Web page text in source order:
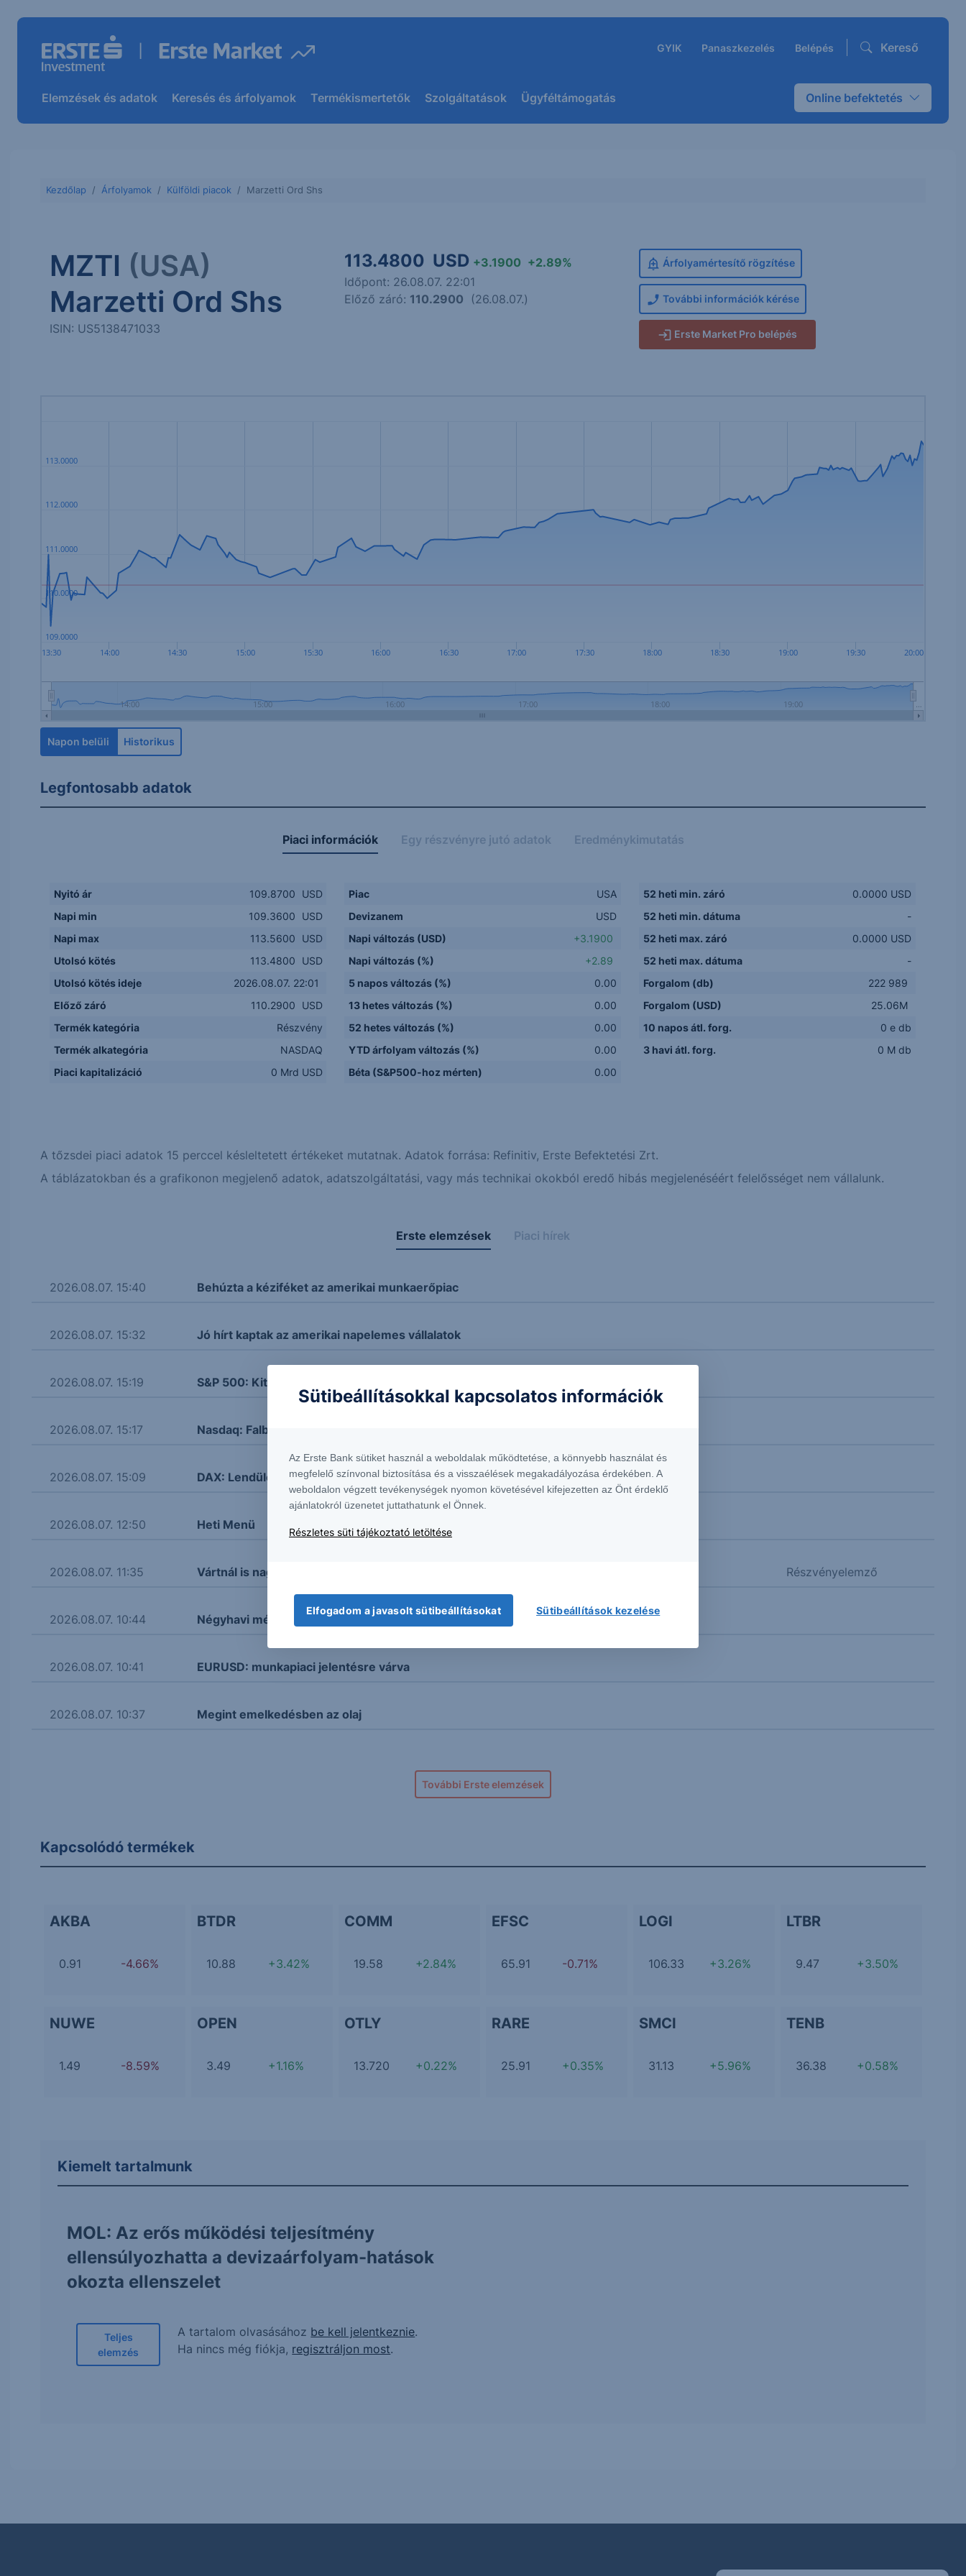
GYIK Panaszkezelés Belépés Kereső
Elemzések és adatok Keresés és árfolyamok Termékismertetők Szolgáltatások Ügyféltámogatás Online befektetés
Kezdőlap Árfolyamok Külföldi piacok Marzetti Ord Shs
MZTI (USA)
Marzetti Ord Shs
ISIN: US5138471033
113.4800 USD +3.1900 +2.89%
Időpont: 26.08.07. 22:01
Előző záró: 110.2900 (26.08.07.)
Árfolyamértesítő rögzítése
További információk kérése
Erste Market Pro belépés
13:30 14:00 14:30 15:00 15:30 16:00 16:30 17:00 17:30 18:00 18:30 19:00 19:30 20:00
14:00 15:00 16:00 17:00 18:00 19:00 …
109.0000
110.0000
111.0000
112.0000
113.0000
Napon belüli Historikus
Legfontosabb adatok
Piaci információk Egy részvényre jutó adatok Eredménykimutatás
Nyitó ár 109.8700
USD
Napi min
109.3600
USD
Napi max
113.5600
USD
Utolsó kötés
113.4800
USD
Utolsó kötés ideje
2026.08.07. 22:01
Előző záró
110.2900
USD
Termék kategória
Részvény
Termék alkategória
NASDAQ
Piaci kapitalizáció
0 Mrd USD
Piac
USA
Devizanem
USD
Napi változás (USD)
+3.1900
Napi változás (%)
+2.89
5 napos változás (%)
0.00
13 hetes változás (%)
0.00
52 hetes változás (%)
0.00
YTD árfolyam változás (%)
0.00
Béta (S&P500-hoz mérten)
0.00
52 heti min. záró
0.0000 USD
52 heti min. dátuma
-
52 heti max. záró
0.0000 USD
52 heti max. dátuma
-
Forgalom (db)
222 989
Forgalom (USD)
25.06M
10 napos átl. forg.
0 e db
3 havi átl. forg.
0 M db
A tőzsdei piaci adatok 15 perccel késleltetett értékeket mutatnak. Adatok forrása: Refinitiv, Erste Befektetési Zrt.
A táblázatokban és a grafikonon megjelenő adatok, adatszolgáltatási, vagy más technikai okokból eredő hibás megjelenéséért felelősséget nem vállalunk.
Erste elemzések Piaci hírek
2026.08.07. 15:40 Behúzta a kéziféket az amerikai munkaerőpiac
2026.08.07. 15:32 Jó hírt kaptak az amerikai napelemes vállalatok
2026.08.07. 15:19 S&P 500: Kitört
2026.08.07. 15:17 Nasdaq: Falba ütközött
2026.08.07. 15:09 DAX: Lendületbe jött
2026.08.07. 12:50 Heti Menü
2026.08.07. 11:35 Vártnál is nagyobb rekord Részvényelemző
2026.08.07. 10:44 Négyhavi mélyponton a forint
2026.08.07. 10:41 EURUSD: munkapiaci jelentésre várva
2026.08.07. 10:37 Megint emelkedésben az olaj
További Erste elemzések
Kapcsolódó termékek
AKBA
0.91 -4.66%
BTDR
10.88 +3.42%
COMM
19.58 +2.84%
EFSC
65.91 -0.71%
LOGI
106.33 +3.26%
LTBR
9.47 +3.50%
NUWE
1.49 -8.59%
OPEN
3.49 +1.16%
OTLY
13.720 +0.22%
RARE
25.91 +0.35%
SMCI
31.13 +5.96%
TENB
36.38 +0.58%
Kiemelt tartalmunk
MOL: Az erős működési teljesítmény
ellensúlyozhatta a devizaárfolyam-hatások
okozta ellenszelet
Teljes
elemzés
A tartalom olvasásához be kell jelentkeznie.
Ha nincs még fiókja, regisztráljon most.
Sütibeállításokkal kapcsolatos információk
Az Erste Bank sütiket használ a weboldalak működtetése, a könnyebb használat és
megfelelő színvonal biztosítása és a visszaélések megakadályozása érdekében. A
weboldalon végzett tevékenységek nyomon követésével kifejezetten az Önt érdeklő
ajánlatokról üzenetet juttathatunk el Önnek.
Részletes süti tájékoztató letöltése
Elfogadom a javasolt sütibeállításokat Sütibeállítások kezelése